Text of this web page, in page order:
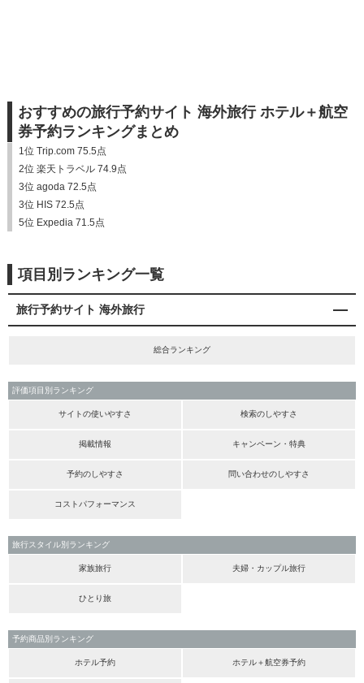
おすすめの旅行予約サイト 海外旅行 ホテル＋航空
券予約ランキングまとめ
1位 Trip.com 75.5点
2位 楽天トラベル 74.9点
3位 agoda 72.5点
3位 HIS 72.5点
5位 Expedia 71.5点
項目別ランキング一覧
旅行予約サイト 海外旅行
総合ランキング
評価項目別ランキング
サイトの使いやすさ 検索のしやすさ
掲載情報 キャンペーン・特典
予約のしやすさ 問い合わせのしやすさ
コストパフォーマンス
旅行スタイル別ランキング
家族旅行 夫婦・カップル旅行
ひとり旅
予約商品別ランキング
ホテル予約 ホテル＋航空券予約